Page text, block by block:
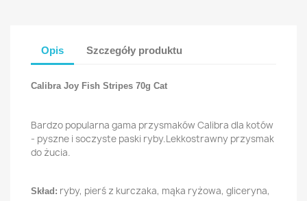
Opis Szczegóły produktu
Calibra Joy Fish Stripes 70g Cat
Bardzo popularna gama przysmakówCalibra dla kotów
- pyszne i soczyste paski ryby. Lekkostrawny przysmak
do żucia
Skład: ryby, pierś z kurczaka, mąka ryżowa, gliceryna,